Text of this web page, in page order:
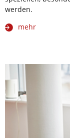
werden.
mehr